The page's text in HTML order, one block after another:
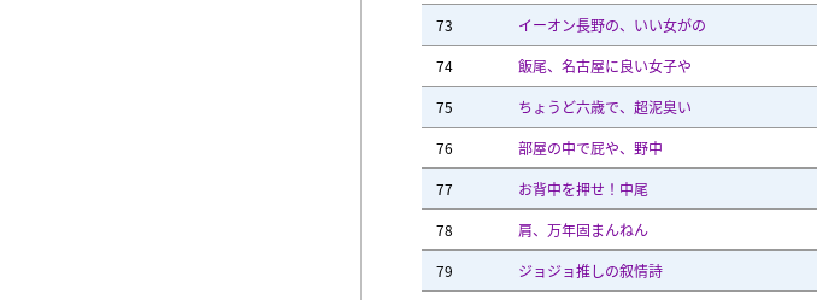
73
イーオン長野の、いい女がの
74
飯尾、名古屋に良い女子や
75
ちょうど六歳で、超泥臭い
76
部屋の中で屁や、野中
77
お背中を押せ！中尾
78
肩、万年固まんねん
79
ジョジョ推しの叙情詩